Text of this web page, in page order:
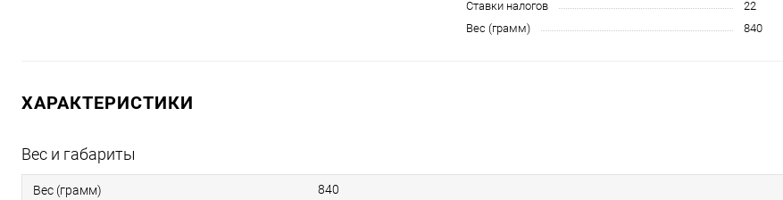
Ставки налогов
22
Вес (грамм)
840
ХАРАКТЕРИСТИКИ
Вес и габариты
Вес (грамм) 840